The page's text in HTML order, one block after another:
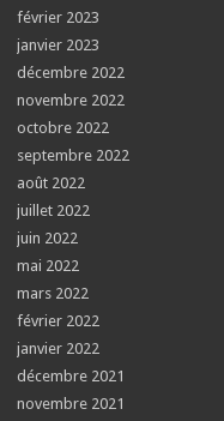
février 2023
janvier 2023
décembre 2022
novembre 2022
octobre 2022
septembre 2022
août 2022
juillet 2022
juin 2022
mai 2022
mars 2022
février 2022
janvier 2022
décembre 2021
novembre 2021